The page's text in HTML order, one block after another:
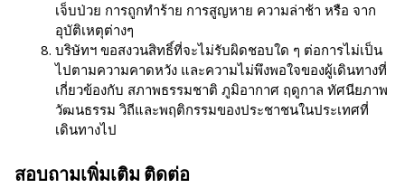
เจ็บป่วย การถูกทำร้าย การสูญหาย ความล่าช้า หรือ จาก
อุบัติเหตุต่างๆ
บริษัทฯ ขอสงวนสิทธิ์ที่จะไม่รับผิดชอบใด ๆ ต่อการไม่เป็น
ไปตามความคาดหวัง และความไม่พึงพอใจของผู้เดินทางที่
เกี่ยวข้องกับ สภาพธรรมชาติ ภูมิอากาศ ฤดูกาล ทัศนียภาพ
วัฒนธรรม วิถีและพฤติกรรมของประชาชนในประเทศที่
เดินทางไป
สอบถามเพิ่มเติม ติดต่อ